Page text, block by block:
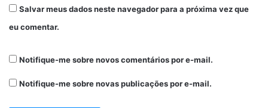
Salvar meus dados neste navegador para a próxima vez que
eu comentar.
Notifique-me sobre novos comentários por e-mail.
Notifique-me sobre novas publicações por e-mail.